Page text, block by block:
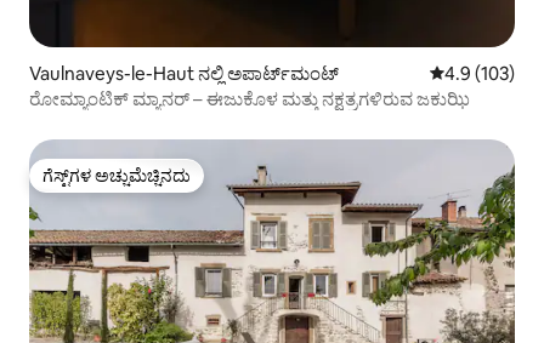
Vaulnaveys-le-Haut ನಲ್ಲಿ ಅಪಾರ್ಟ್‌ಮಂಟ್ 5 ರಲ್ಲಿ 4.9
4.9 (103)
ರೋಮ್ಯಾಂಟಿಕ್ ಮ್ಯಾನರ್ – ಈಜುಕೊಳ ಮತ್ತು ನಕ್ಷತ್ರಗಳಿರುವ ಜಕುಝಿ
ಗೆಸ್ಟ್‌ಗಳ ಅಚ್ಚುಮೆಚ್ಚಿನದು
ಗೆಸ್ಟ್‌ಗಳ ಅಚ್ಚುಮೆಚ್ಚಿನದು